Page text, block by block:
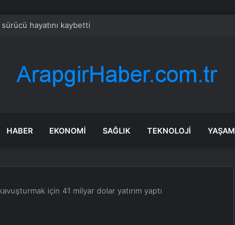
sürücü hayatını kaybetti
HABER EKONOMI SAĞLIK TEKNOLOJI YAŞAM
için 41 milyar dolar yatırım yaptı